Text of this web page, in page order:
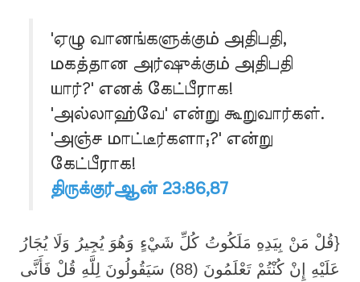
'ஏழு வானங்களுக்கும் அதிபதி,
மகத்தான அர்ஷுக்கும் அதிபதி
யார்?' எனக் கேட்பீராக!
'அல்லாஹ்வே' என்று கூறுவார்கள்.
'அஞ்ச மாட்டீர்களா;?' என்று
கேட்பீராக!
திருக்குர்ஆன் 23:86,87
{قُلْ مَنْ بِيَدِهِ مَلَكُوتُ كُلِّ شَيْءٍ وَهُوَ يُجِيرُ وَلَا يُجَارُ
عَلَيْهِ إِنْ كُنْتُمْ تَعْلَمُونَ (88) سَيَقُولُونَ لِلَّهِ قُلْ فَأَنَّى